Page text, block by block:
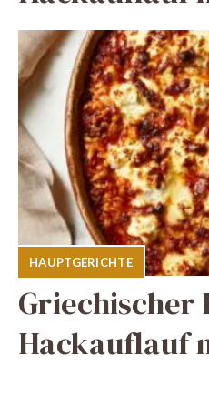
HAUPTGERICHTE
Hackauflauf